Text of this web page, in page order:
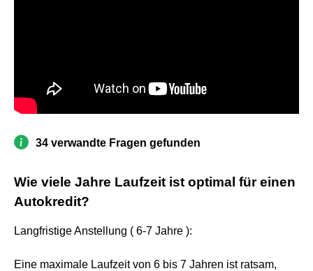
34 verwandte Fragen gefunden
Wie viele Jahre Laufzeit ist optimal für einen
Autokredit?
Langfristige Anstellung ( 6-7 Jahre ):
Eine maximale Laufzeit von 6 bis 7 Jahren ist ratsam,